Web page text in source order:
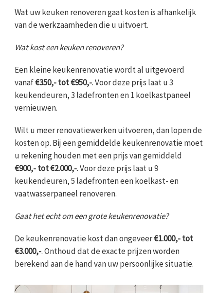
Wat uw keuken renoveren gaat kosten is afhankelijk
van de werkzaamheden die u uitvoert.
Wat kost een keuken renoveren?
Een kleine keukenrenovatie wordt al uitgevoerd
vanaf€350,- tot €950,-. Voor deze prijs laat u 3
keukendeuren, 3 ladefronten en 1 koelkastpaneel
vernieuwen.
Wilt u meer renovatiewerken uitvoeren, dan lopen de
kosten op. Bij een gemiddelde keukenrenovatie moet
u rekening houden met een prijs van gemiddeld
€900,- tot €2.000,-. Voor deze prijs laat u 9
keukendeuren, 5 ladefronten een koelkast- en
vaatwasserpaneel renoveren.
Gaat het echt om een grote keukenrenovatie?
De keukenrenovatie kost dan ongeveer€1.000,- tot
€3.000,-. Onthoud dat de exacte prijzen worden
berekend aan de hand van uw persoonlijke situatie.